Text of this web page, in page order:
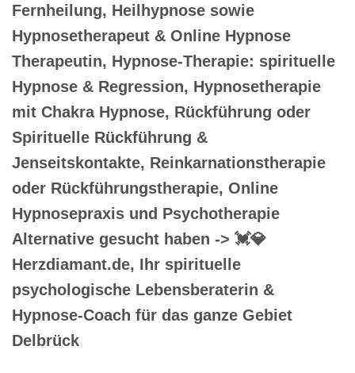
Fernheilung, Heilhypnose sowie
Hypnosetherapeut & Online Hypnose
Therapeutin, Hypnose-Therapie: spirituelle
Hypnose & Regression, Hypnosetherapie
mit Chakra Hypnose, Rückführung oder
Spirituelle Rückführung &
Jenseitskontakte, Reinkarnationstherapie
oder Rückführungstherapie, Online
Hypnosepraxis und Psychotherapie
Alternative gesucht haben -> 💓️💎
Herzdiamant.de, Ihr spirituelle
psychologische Lebensberaterin &
Hypnose-Coach für das ganze Gebiet
Delbrück